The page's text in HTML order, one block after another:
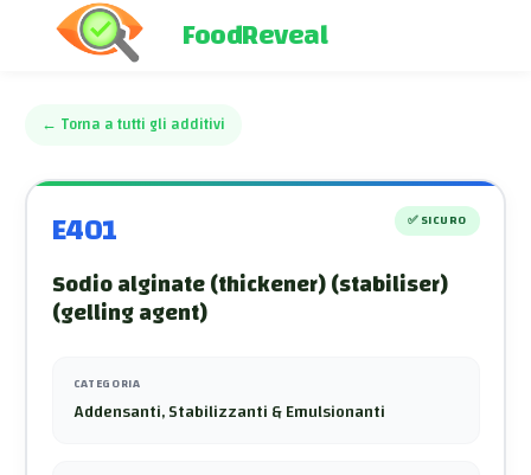
FoodReveal
← Torna a tutti gli additivi
E401 ✅SICURO
Sodio alginate (thickener) (stabiliser)
(gelling agent)
CATEGORIA
Addensanti, Stabilizzanti & Emulsionanti